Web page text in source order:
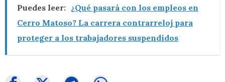
Puedes leer: ¿Qué pasará con los empleos en
Cerro Matoso? La carrera contrarreloj para
proteger a los trabajadores suspendidos